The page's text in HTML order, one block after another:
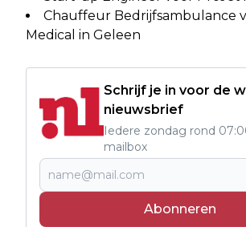
Chauffeur Bedrijfsambulance
Medical in Geleen
Schrijf je in voor de
nieuwsbrief
Iedere zondag rond
mailbox
Abonneren